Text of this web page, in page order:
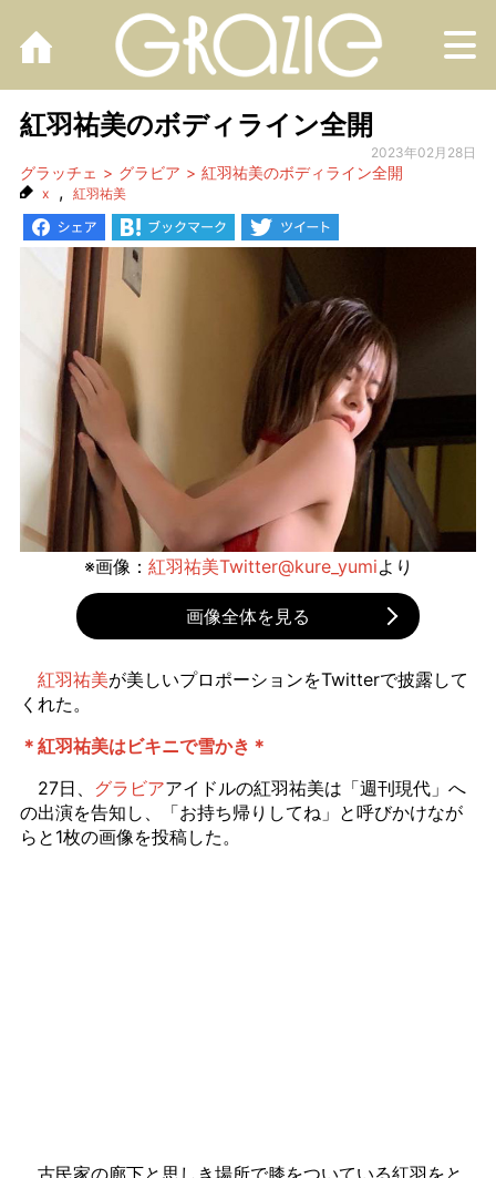
紅羽祐美のボディライン全開
2023年02月28日
グラッチェ グラビア 紅羽祐美のボディライン全開
x , 紅羽祐美
※画像： 紅羽祐美Twitter@kure_yumiより
画像全体を見る
紅羽祐美が美しいプロポーションをTwitterで披露して
くれた。
＊紅羽祐美はビキニで雪かき＊
27日、 グラビアアイドルの紅羽祐美は「週刊現代」へ
の出演を告知し、「お持ち帰りしてね」と呼びかけなが
らと1枚の画像を投稿した。
古民家の廊下と思しき場所で膝をついている紅羽をと